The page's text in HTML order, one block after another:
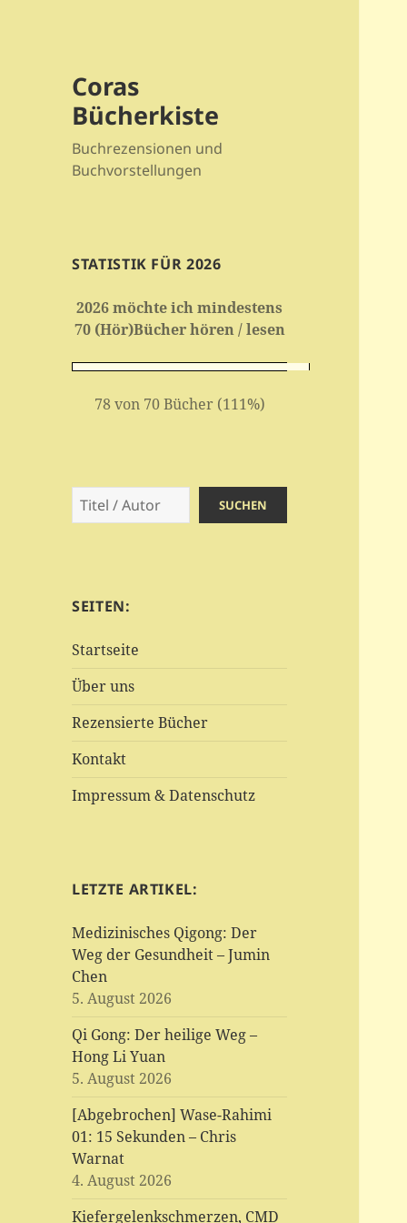
Coras
Bücherkiste
Buchrezensionen und
Buchvorstellungen
STATISTIK FÜR 2026
2026 möchte ich mindestens
70 (Hör)Bücher hören / lesen
78 von 70 Bücher (111%)
Suchen SUCHEN
SEITEN:
Startseite
Über uns
Rezensierte Bücher
Kontakt
Impressum & Datenschutz
LETZTE ARTIKEL:
Medizinisches Qigong: Der
Weg der Gesundheit – Jumin
Chen
5. August 2026
Qi Gong: Der heilige Weg –
Hong Li Yuan
5. August 2026
[Abgebrochen] Wase-Rahimi
01: 15 Sekunden – Chris
Warnat
4. August 2026
Kiefergelenkschmerzen, CMD